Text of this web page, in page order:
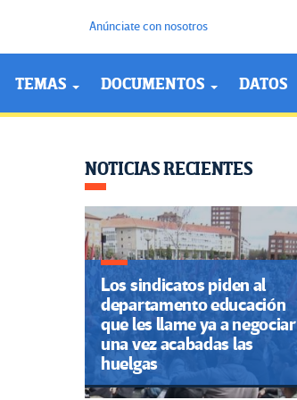
Anúnciate con nosotros
TEMAS DOCUMENTOS DATOS
NOTICIAS RECIENTES
Los sindicatos piden al
departamento educación
que les llame ya a negociar
una vez acabadas las
huelgas